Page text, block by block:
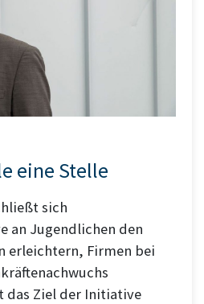
eine Stelle
sich
an Jugendlichen den
erleichtern, Firmen bei
das Ziel der Initiative